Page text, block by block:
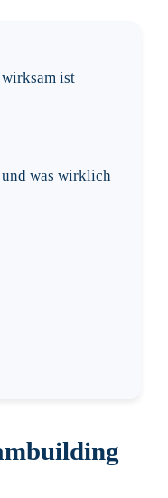
ist
was wirklich